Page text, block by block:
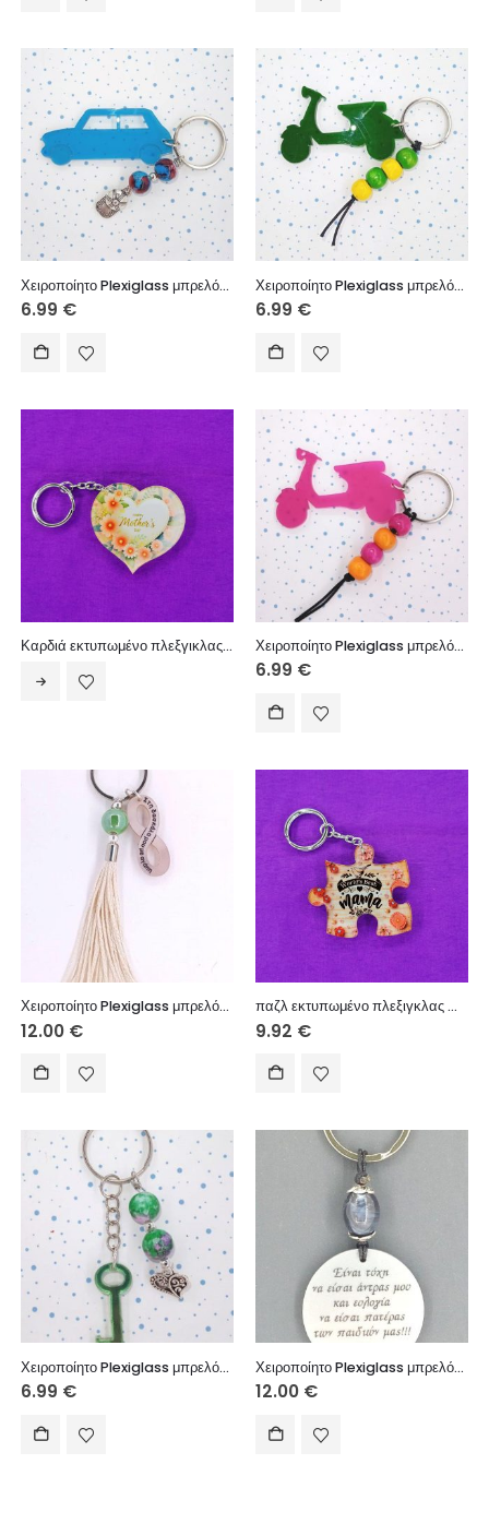
Χειροποίητο Plexiglass μπρελόκ με ακρυλικές χάντρες, μεταλλικό στοιχείο.
6.99 €
Χειροποίητο Plexiglass μπρελόκ με ξύλινες χάντρες.
6.99 €
Καρδιά εκτυπωμένο πλεξγικλας μαμά Χειροποίητο Plexiglass μπρελόκ με ξύλινες χάντρες.
6.99 €
Χειροποίητο Plexiglass μπρελόκ με ακρυλική χάντρα, χειροποίητη φούντα.
12.00 €
παζλ εκτυπωμένο πλεξιγκλας Μαμά πολύχρωμο
9.92 €
Χειροποίητο Plexiglass μπρελόκ με ακρυλικές χάντρες, μεταλλικό στοιχείο.
6.99 €
Χειροποίητο Plexiglass μπρελόκ με μεταλλικά στοιχεία, ακρυλική χάντρα.
12.00 €